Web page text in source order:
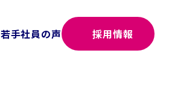
若手社員の声 採用情報